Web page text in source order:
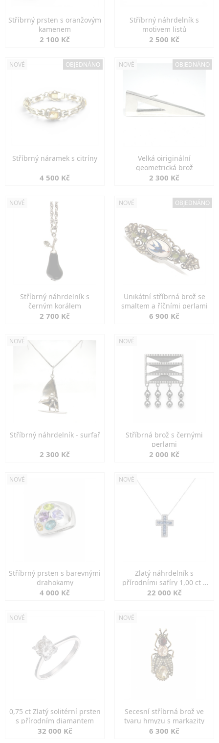
Stříbrný prsten s oranžovým
kamenem
2 100 Kč
Stříbrný náhrdelník s
motivem listů
2 500 Kč
NOVÉ OBJEDNÁNO
Stříbrný náramek s citríny
4 500 Kč
NOVÉ OBJEDNÁNO
Velká oiriginální
geometrická brož
2 300 Kč
NOVÉ
Stříbrný náhrdelník s
černým korálem
2 700 Kč
NOVÉ OBJEDNÁNO
Unikátní stříbrná brož se
smaltem a říčními perlami
6 900 Kč
NOVÉ
Stříbrný náhrdelník - surfař
2 300 Kč
NOVÉ
Stříbrná brož s černými
perlami
2 000 Kč
NOVÉ
Stříbrný prsten s barevnými
drahokamy
4 000 Kč
NOVÉ
Zlatý náhrdelník s
přírodními safíry 1,00 ct a
diamanty
22 000 Kč
NOVÉ
0,75 ct Zlatý solitérní prsten
s přírodním diamantem
32 000 Kč
NOVÉ
Secesní stříbrná brož ve
tvaru hmyzu s markazity
6 300 Kč